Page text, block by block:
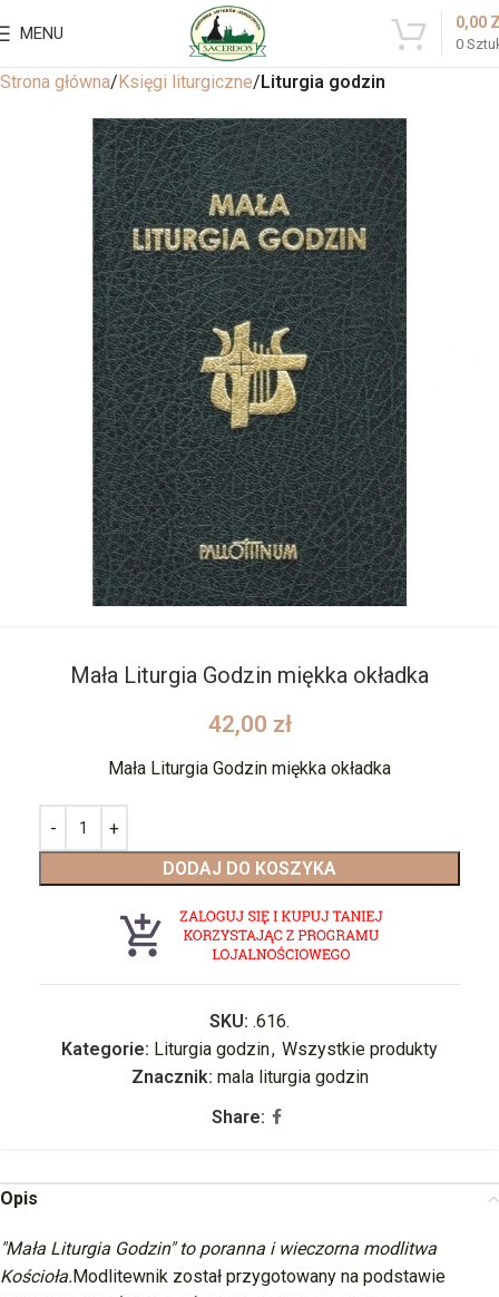
MENU
0
0,00
Strona główna Księgi liturgiczne Liturgia godzin
Mała Liturgia Godzin miękka okładka
42,00 zł
Mała Liturgia Godzin miękka okładka
DODAJ DO KOSZYKA
SKU: .616.
Kategorie: Liturgia godzin, Wszystkie produkty
Znacznik: mala liturgia godzin
Share:
Opis
"Mała Liturgia Godzin" to poranna i wieczorna modlitwa
Kościoła.Modlitewnik został przygotowany na podstawie